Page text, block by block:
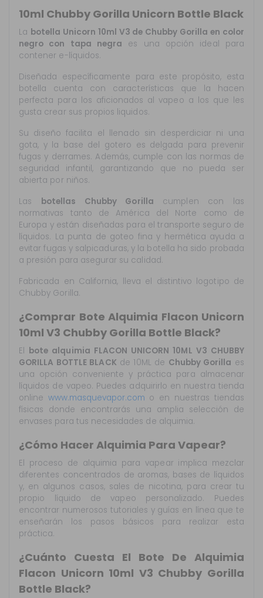
10ml Chubby Gorilla Unicorn Bottle Black
La botella Unicorn 10ml V3 de Chubby Gorilla en color
negro con tapa negra es una opción ideal para
contener e-líquidos.
Diseñada específicamente para este propósito, esta
botella cuenta con características que la hacen
perfecta para los aficionados al vapeo a los que les
gusta crear sus propios liquidos.
Su diseño facilita el llenado sin desperdiciar ni una
gota, y la base del gotero es delgada para prevenir
fugas y derrames. Además, cumple con las normas de
seguridad infantil, garantizando que no pueda ser
abierta por niños.
Las botellas Chubby Gorilla cumplen con las
normativas tanto de América del Norte como de
Europa y están diseñadas para el transporte seguro de
líquidos. La punta de goteo fina y hermética ayuda a
evitar fugas y salpicaduras, y la botella ha sido probada
a presión para asegurar su calidad.
Fabricada en California, lleva el distintivo logotipo de
Chubby Gorilla.
¿Comprar Bote Alquimia Flacon Unicorn
10ml V3 Chubby Gorilla Bottle Black?
El bote alquimia FLACON UNICORN 10ML V3 CHUBBY
GORILLA BOTTLE BLACK de 10ML de Chubby Gorilla es
una opción conveniente y práctica para almacenar
líquidos de vapeo. Puedes adquirirlo en nuestra tienda
online www.masquevapor.com o en nuestras tiendas
físicas donde encontrarás una amplia selección de
envases para tus necesidades de alquimia.
¿Cómo Hacer Alquimia Para Vapear?
El proceso de alquimia para vapear implica mezclar
diferentes concentrados de aromas, bases de líquidos
y, en algunos casos, sales de nicotina, para crear tu
propio líquido de vapeo personalizado. Puedes
encontrar numerosos tutoriales y guías en línea que te
enseñarán los pasos básicos para realizar esta
práctica.
¿Cuánto Cuesta El Bote De Alquimia
Flacon Unicorn 10ml V3 Chubby Gorilla
Bottle Black?